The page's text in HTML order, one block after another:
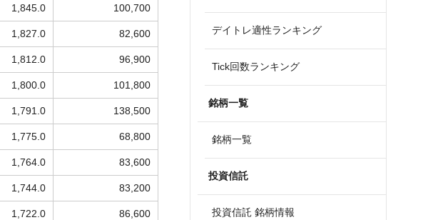
1,845.0 100,700
1,827.0 82,600
1,812.0 96,900
1,800.0 101,800
1,791.0 138,500
1,775.0 68,800
1,764.0 83,600
1,744.0 83,200
1,722.0 86,600
デイトレ適性ランキング
Tick回数ランキング
銘柄一覧
銘柄一覧
投資信託
投資信託 銘柄情報